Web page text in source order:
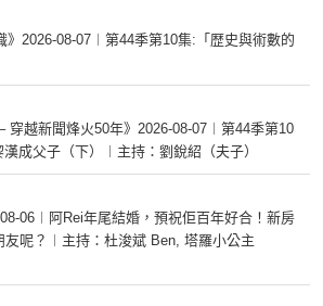
》2026-08-07︱第44季第10集:「歴史與術數的
穿越新聞烽火50年》2026-08-07︱第44季第10
成父子（下）︱主持：劉銳紹（夫子）
08-06︱阿Rei年尾結婚，預祝佢百年好合！新房
友呢？︱主持：杜浚斌 Ben, 塔羅小公主